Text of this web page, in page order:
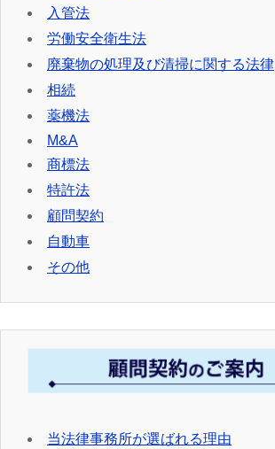
入管法
労働安全衛生法
廃棄物の処理及び清掃に関する法律
相続
薬機法
M&A
商標法
特許法
顧問契約
自動車
その他
当法律事務所が選ばれる理由